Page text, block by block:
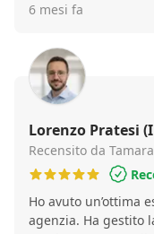
esigenze. Sempre
alcune difficoltà
catasto. Prezzi onesti.
6 mesi fa
Lorenzo Pratesi
Recensito da
Ho avuto un’ottima
agenzia. Ha gestito